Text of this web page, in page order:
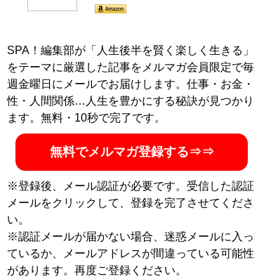
界を見通すための、日米
近現代史
記事一覧へ
SPA！編集部が「人生後半を賢く楽しく生きる」
をテーマに厳選した記事をメルマガ会員限定で毎
週金曜日にメールでお届けします。仕事・お金・
性・人間関係…人生を豊かにする秘訣が見つかり
ます。無料・10秒で完了です。
無料でメルマガ登録する⇒⇒
※登録後、メール認証が必要です。受信した認証
メールをクリックして、登録を完了させてくださ
い。
※認証メールが届かない場合、迷惑メールに入っ
ているか、メールアドレスが間違っている可能性
があります。再度ご登録ください。